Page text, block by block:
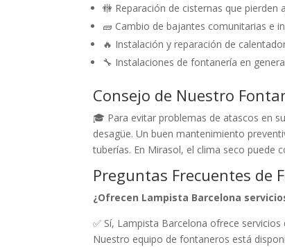
🚻 Reparación de cisternas que pierden
🧱 Cambio de bajantes comunitarias e
🔥 Instalación y reparación de
🔧 Instalaciones de fontanería en
Consejo de Nuestro
🎓 Para evitar problemas de atascos en
desagüe. Un buen mantenimiento
tuberías. En Mirasol, el clima seco puede
Preguntas Frecuentes de
¿Ofrecen Lampista Barcelona
✅ Sí, Lampista Barcelona ofrece
Nuestro equipo de fontaneros está